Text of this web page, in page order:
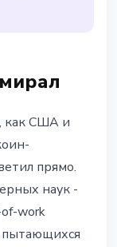
как США и
прямо.
наук -
work
пытающихся